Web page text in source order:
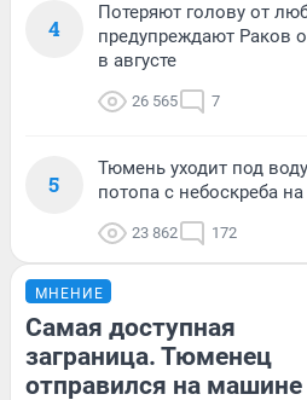
4
Потеряют голову от
предупреждают Раков
в августе
26 565 7
5
Тюмень уходит под
потопа с небоскреба
23 862 172
МНЕНИЕ
Самая доступная
заграница. Тюменец
отправился на машине